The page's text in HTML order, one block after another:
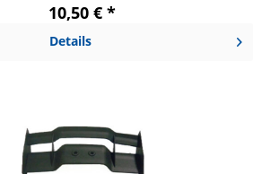
10,50 € *
Details